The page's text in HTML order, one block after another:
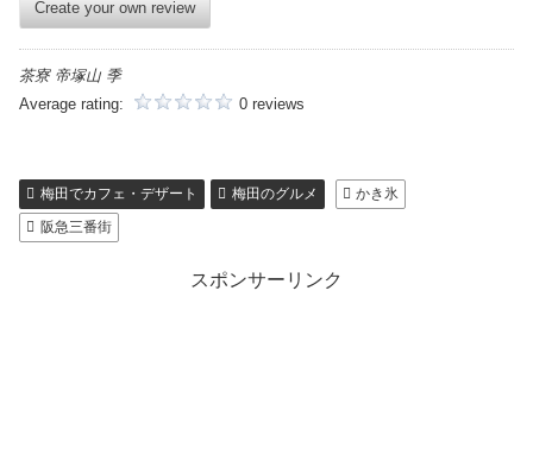
Create your own review
茶寮 帝塚山 季
Average rating:
0 reviews
梅田でカフェ・デザート 梅田のグルメ
かき氷
阪急三番街
スポンサーリンク